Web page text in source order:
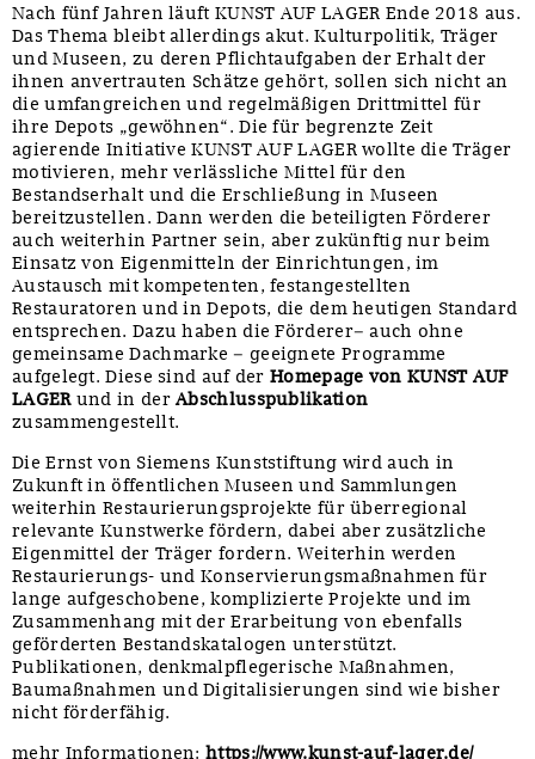
Nach fünf Jahren läuft KUNST AUF LAGER Ende 2018 aus.
Das Thema bleibt allerdings akut. Kulturpolitik, Träger
und Museen, zu deren Pflichtaufgaben der Erhalt der
ihnen anvertrauten Schätze gehört, sollen sich nicht an
die umfangreichen und regelmäßigen Drittmittel für
ihre Depots „gewöhnen“. Die für begrenzte Zeit
agierende Initiative KUNST AUF LAGER wollte die Träger
motivieren, mehr verlässliche Mittel für den
Bestandserhalt und die Erschließung in Museen
bereitzustellen. Dann werden die beteiligten Förderer
auch weiterhin Partner sein, aber zukünftig nur beim
Einsatz von Eigenmitteln der Einrichtungen, im
Austausch mit kompetenten, festangestellten
Restauratoren und in Depots, die dem heutigen Standard
entsprechen. Dazu haben die Förderer– auch ohne
gemeinsame Dachmarke – geeignete Programme
aufgelegt. Diese sind auf derHomepage von KUNST AUF
LAGER und in derAbschlusspublikation
zusammengestellt.
Die Ernst von Siemens Kunststiftung wird auch in
Zukunft in öffentlichen Museen und Sammlungen
weiterhin Restaurierungsprojekte für überregional
relevante Kunstwerke fördern, dabei aber zusätzliche
Eigenmittel der Träger fordern. Weiterhin werden
Restaurierungs- und Konservierungsmaßnahmen für
lange aufgeschobene, komplizierte Projekte und im
Zusammenhang mit der Erarbeitung von ebenfalls
geförderten Bestandskatalogen unterstützt.
Publikationen, denkmalpflegerische Maßnahmen,
Baumaßnahmen und Digitalisierungen sind wie bisher
nicht förderfähig.
mehr Informationen: https://www.kunst-auf-lager.de/